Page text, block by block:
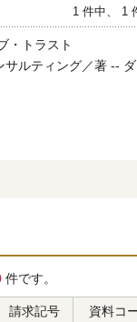
1 件中、 1
・トラスト
サルティング／著 --
件です。
請求記号 資料コ